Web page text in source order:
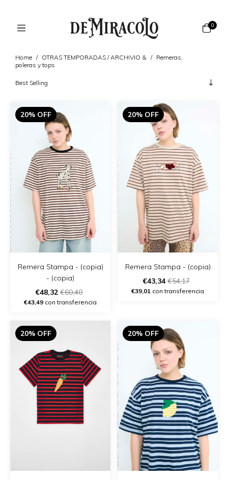
0
Home / OTRAS TEMPORADAS / ARCHIVIO & / Remeras,
poleras y tops
20% OFF
Remera Stampa - (copia)
- (copia)
€48,32 €60,40
€43,49 con transferencia
20% OFF
Remera Stampa - (copia)
€43,34€54,17
€39,01 con transferencia
20% OFF 20% OFF